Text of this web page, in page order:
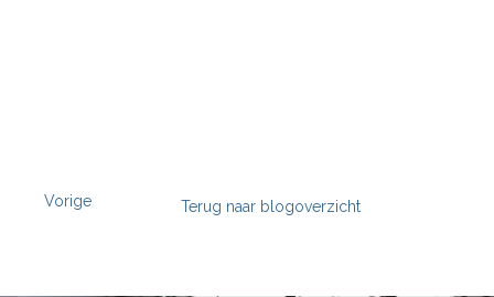
Vorige Terug naar blogoverzicht